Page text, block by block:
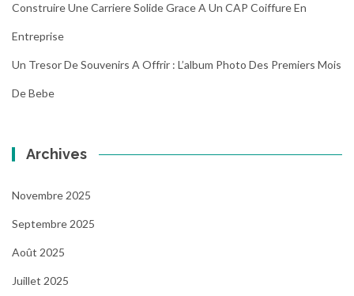
Construire Une Carriere Solide Grace A Un CAP Coiffure En
Entreprise
Un Tresor De Souvenirs A Offrir : L’album Photo Des Premiers Mois
De Bebe
Archives
Novembre 2025
Septembre 2025
Août 2025
Juillet 2025